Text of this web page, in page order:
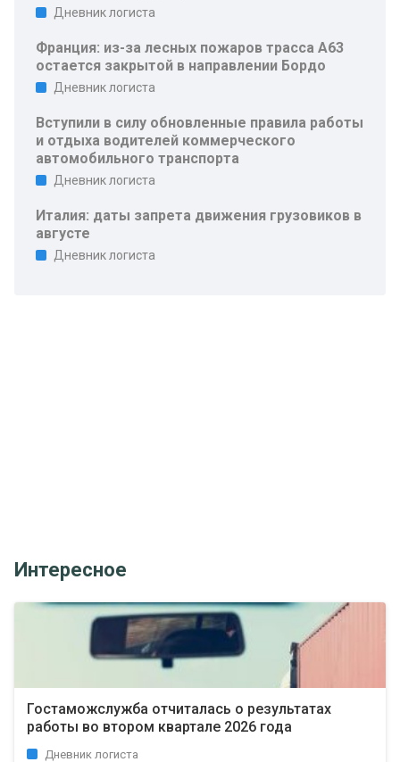
Дневник логиста
Франция: из-за лесных пожаров трасса A63
остается закрытой в направлении Бордо
Дневник логиста
Вступили в силу обновленные правила работы
и отдыха водителей коммерческого
автомобильного транспорта
Дневник логиста
Италия: даты запрета движения грузовиков в
августе
Дневник логиста
Интересное
Гостаможслужба отчиталась о результатах
работы во втором квартале 2026 года
Дневник логиста